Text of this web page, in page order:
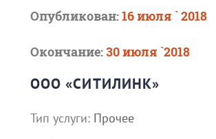
Опубликован:16 июля ` 2018
Окончание:30 июля `2018
ООО «СИТИЛИНК»
Тип услуги: Прочее